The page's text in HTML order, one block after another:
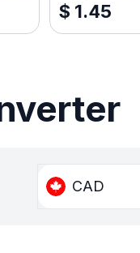
$ 1.45
CAD